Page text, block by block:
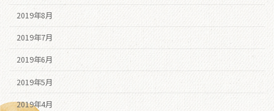
2019年8月
2019年7月
2019年6月
2019年5月
2019年4月